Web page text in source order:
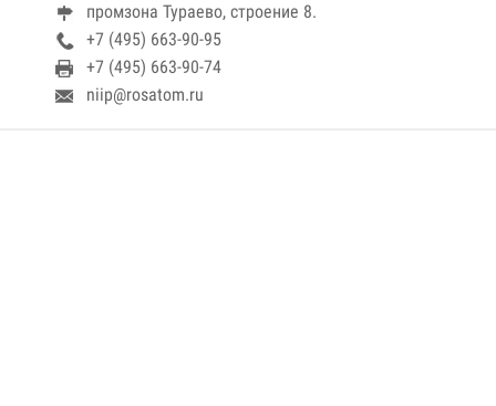
промзона Тураево, строение 8.
+7 (495) 663-90-95
+7 (495) 663-90-74
niip@rosatom.ru